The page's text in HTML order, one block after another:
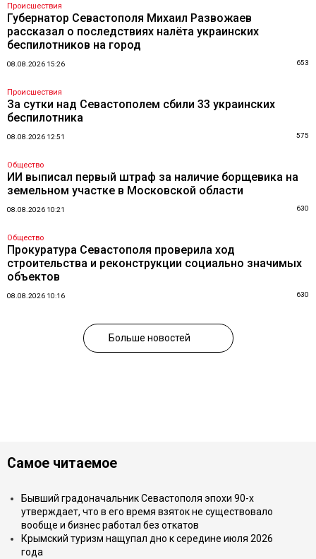
Происшествия
Губернатор Севастополя Михаил Развожаев
рассказал о последствиях налёта украинских
беспилотников на город
08.08.2026 15:26 653
Происшествия
За сутки над Севастополем сбили 33 украинских
беспилотника
08.08.2026 12:51 575
Общество
ИИ выписал первый штраф за наличие борщевика на
земельном участке в Московской области
08.08.2026 10:21 630
Общество
Прокуратура Севастополя проверила ход
строительства и реконструкции социально значимых
объектов
08.08.2026 10:16 630
Больше новостей
Самое читаемое
Бывший градоначальник Севастополя эпохи 90-х
утверждает, что в его время взяток не существовало
вообще и бизнес работал без откатов
Крымский туризм нащупал дно к середине июля 2026
года